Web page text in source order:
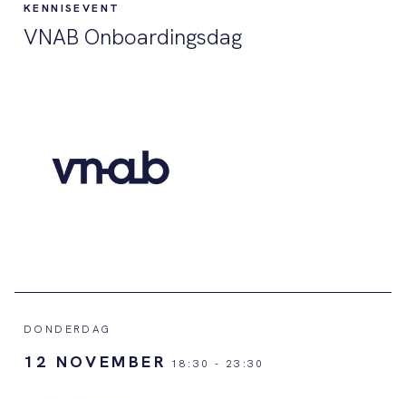
KENNISEVENT
VNAB Onboardingsdag
DONDERDAG
12 NOVEMBER 18:30 - 23:30